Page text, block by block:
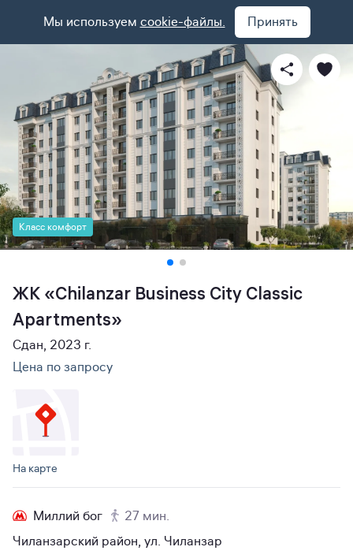
Мы используем cookie-файлы. Принять
Класс комфорт
ЖК «Chilanzar Business City Classic
Apartments»
Сдан, 2023 г.
Цена по запросу
На карте
Миллий бог
27 мин.
Чиланзарский район, ул. Чиланзар